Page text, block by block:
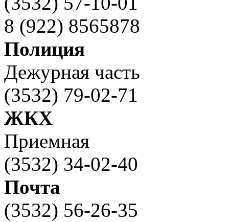
8 (922) 8565878
Полиция
Дежурная часть
(3532) 79-02-71
ЖКХ
Приемная
(3532) 34-02-40
Почта
(3532) 56-26-35